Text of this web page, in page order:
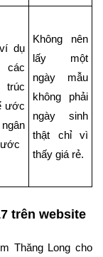
dụ
các
ước
Không nên
lấy một
ngày mẫu
không phải
ngày sinh
thật chỉ vì
thấy giá rẻ.
trên website
Thăng Long cho